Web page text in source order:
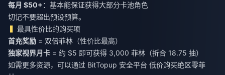
每月 $50+：基本能保证获得大部分卡池角色
切记不要超出预设预算。
最具性价比的购买项
首充奖励
独家视界月卡 = 约 $5 即可获得 3,000 菲林（折合 18.75 抽）
如需更多资源，可以通过 BitTopup 安全平台 低价购买绝区零菲